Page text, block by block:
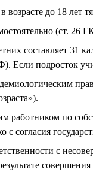
возрасте до 18
(ст. 26
составляет 31
Если подросток
работником по
согласия
с